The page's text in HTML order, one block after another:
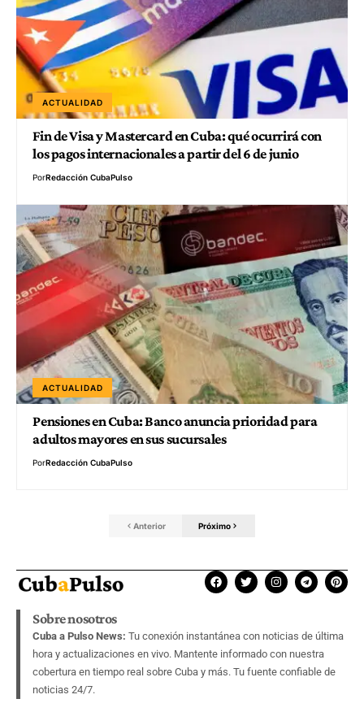
ACTUALIDAD
Fin de Visa y Mastercard en Cuba: qué ocurrirá con
los pagos internacionales a partir del 6 de junio
PorRedacción CubaPulso
ACTUALIDAD
Pensiones en Cuba: Banco anuncia prioridad para
adultos mayores en sus sucursales
PorRedacción CubaPulso
Anterior Próximo
Sobre nosotros
Cuba a Pulso News: Tu conexión instantánea con noticias de última
hora y actualizaciones en vivo. Mantente informado con nuestra
cobertura en tiempo real sobre Cuba y más. Tu fuente confiable de
noticias 24/7.